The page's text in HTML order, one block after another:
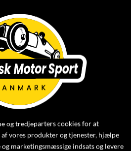
VEJLEDNING
klub”, vælger du klub nr. 002
Danmark
og tredjeparters cookies for at
vores produkter og tjenester, hjælpe
marketingsmæssige indsats og levere